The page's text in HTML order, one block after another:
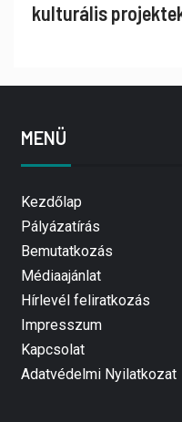
kulturális
MENÜ
Kezdőlap
Pályázatírás
Bemutatkozás
Médiaajánlat
Hírlevél feliratkozás
Impresszum
Kapcsolat
Adatvédelmi Nyilatkozat